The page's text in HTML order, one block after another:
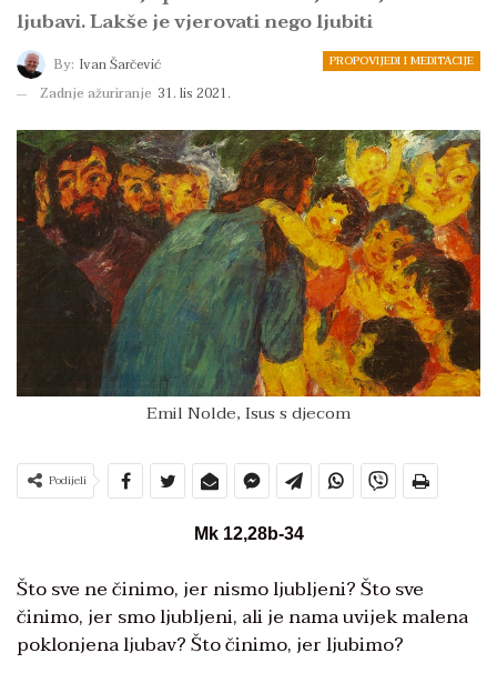
ljubavi. Lakše je vjerovati nego ljubiti
PROPOVIJEDI I MEDITACIJE
By: Ivan Šarčević
Zadnje ažuriranje 31. lis 2021.
Emil Nolde, Isus s djecom
Podijeli
Mk 12,28b-34
Što sve ne činimo, jer nismo ljubljeni? Što sve
činimo, jer smo ljubljeni, ali je nama uvijek malena
poklonjena ljubav? Što činimo, jer ljubimo?